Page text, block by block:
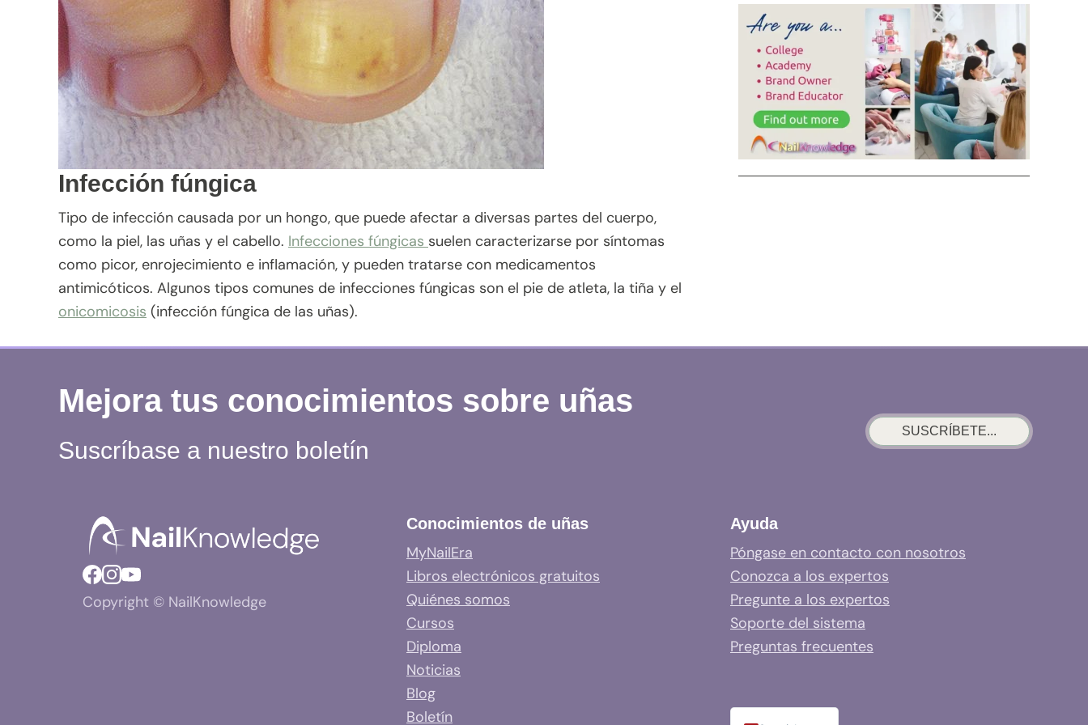
Infección fúngica
Tipo de infección causada por un hongo, que puede afectar a diversas partes del cuerpo,
como la piel, las uñas y el cabello. Infecciones fúngicas suelen caracterizarse por síntomas
como picor, enrojecimiento e inflamación, y pueden tratarse con medicamentos
antimicóticos. Algunos tipos comunes de infecciones fúngicas son el pie de atleta, la tiña y el
onicomicosis (infección fúngica de las uñas).
Mejora tus conocimientos sobre uñas
Suscríbase a nuestro boletín
SUSCRÍBETE...
Copyright © NailKnowledge
Conocimientos de uñas
MyNailEra
Libros electrónicos gratuitos
Quiénes somos
Cursos
Diploma
Noticias
Blog
Boletín
Ayuda
Póngase en contacto con nosotros
Conozca a los expertos
Pregunte a los expertos
Soporte del sistema
Preguntas frecuentes